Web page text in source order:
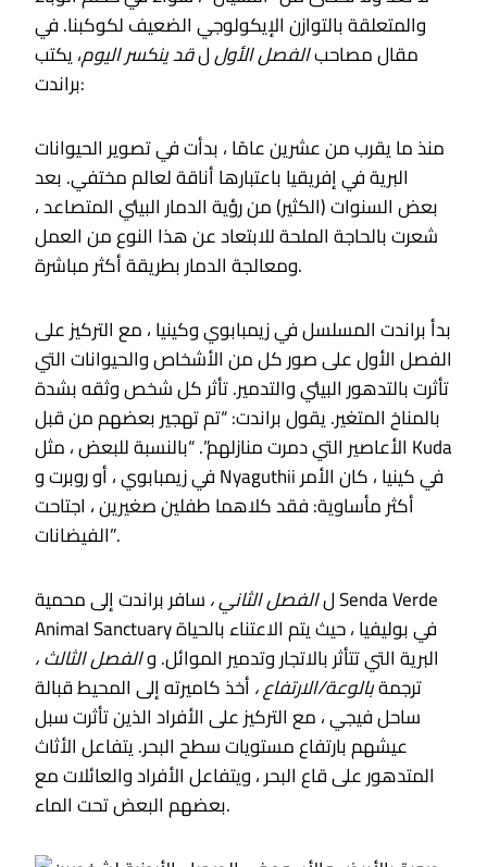
والمتعلقة بالتوازن الإيكولوجي الضعيف لكوكبنا. في
مقال مصاحبالفصل الأوللقد ينكسر اليوم، يكتب
براندت:
منذ ما يقرب من عشرين عامًا ، بدأت في تصوير الحيوانات
البرية في إفريقيا باعتبارها أناقة لعالم مختفي. بعد
بعض السنوات (الكثير) من رؤية الدمار البيئي المتصاعد ،
شعرت بالحاجة الملحة للابتعاد عن هذا النوع من العمل
ومعالجة الدمار بطريقة أكثر مباشرة.
بدأ براندت المسلسل في زيمبابوي وكينيا ، مع التركيز على
الفصل الأول على صور كل من الأشخاص والحيوانات التي
تأثرت بالتدهور البيئي والتدمير. تأثر كل شخص وثقه بشدة
بالمناخ المتغير. يقول براندت: “تم تهجير بعضهم من قبل
الأعاصير التي دمرت منازلهم”. “بالنسبة للبعض ، مثل Kuda
في زيمبابوي ، أو روبرت و Nyaguthii في كينيا ، كان الأمر
أكثر مأساوية: فقد كلاهما طفلين صغيرين ، اجتاحت
الفيضانات”.
لالفصل الثاني ،سافر براندت إلى محمية Senda Verde
Animal Sanctuary في بوليفيا ، حيث يتم الاعتناء بالحياة
البرية التي تتأثر بالاتجار وتدمير الموائل. والفصل الثالث ،
ترجمةبالوعة/الارتفاع ،أخذ كاميرته إلى المحيط قبالة
ساحل فيجي ، مع التركيز على الأفراد الذين تأثرت سبل
عيشهم بارتفاع مستويات سطح البحر. يتفاعل الأثاث
المتدهور على قاع البحر ، ويتفاعل الأفراد والعائلات مع
بعضهم البعض تحت الماء.